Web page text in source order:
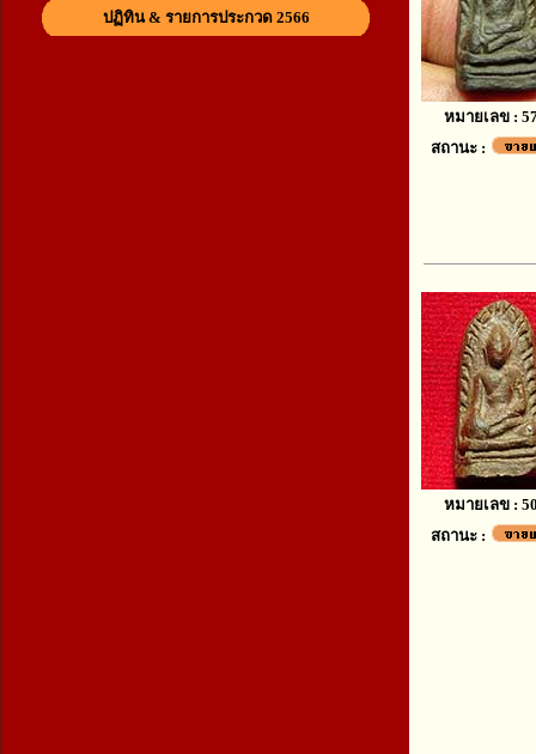
ปฏิทิน & รายการประกวด 2566
หมายเลข :
สถานะ :
หมายเลข :
สถานะ :